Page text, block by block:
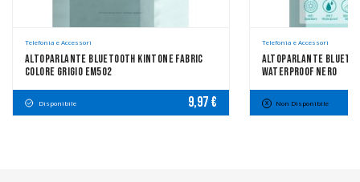
Telefonia e Accessori
Altoparlante Bluetooth Kintone Fabric
Colore Grigio EM502
Disponibile 9,97 €
Telefonia e Accessori
Altoparlante
Waterproof Nero
Non Disponibile